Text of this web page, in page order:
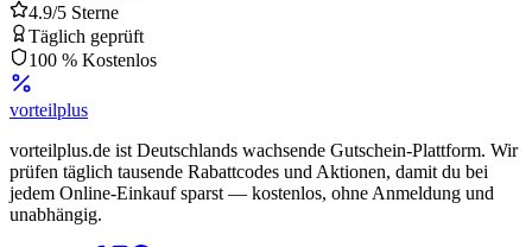
4.9/5 Sterne
Täglich geprüft
100 % Kostenlos
vorteilplus
vorteilplus.de ist Deutschlands wachsende Gutschein-Plattform. Wir
prüfen täglich tausende Rabattcodes und Aktionen, damit du bei
jedem Online-Einkauf sparst — kostenlos, ohne Anmeldung und
unabhängig.